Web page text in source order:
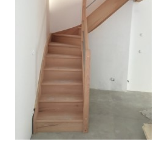
Escalier extérieur
Finitions pour escalier